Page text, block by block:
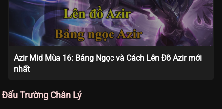
Azir Mid Mùa 16: Bảng Ngọc và Cách Lên Đồ Azir mới
nhất
Đấu Trường Chân Lý